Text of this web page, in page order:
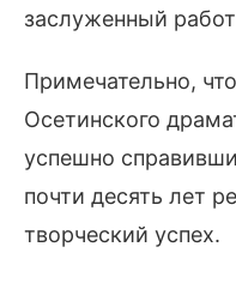
заслуженный
Примечательно,
Осетинского
успешно
почти десять лет
творческий успех.